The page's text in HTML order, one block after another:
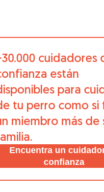
cuidadores
están
para
tu perro como si
miembro más de
Encuentra un
confianza